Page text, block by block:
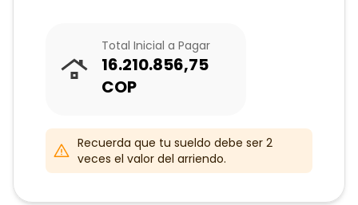
Total Inicial a Pagar
16.210.856,75
COP
Recuerda que tu sueldo debe ser 2
veces el valor del arriendo.